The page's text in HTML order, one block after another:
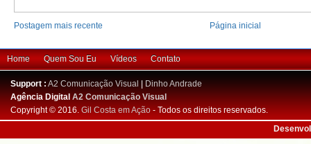
Postagem mais recente Página inicial
Home Quem Sou Eu Vídeos Contato
Support : A2 Comunicação Visual
Dinho Andrade
Agência DigitalA2 Comunicação Visual
Copyright © 2016. Gil Costa em Ação - Todos os direitos reservados.